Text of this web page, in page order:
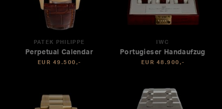
PATEK PHILIPPE
Perpetual Calendar
EUR 49.500,-
IWC
Portugieser Handaufzug
EUR 48.900,-